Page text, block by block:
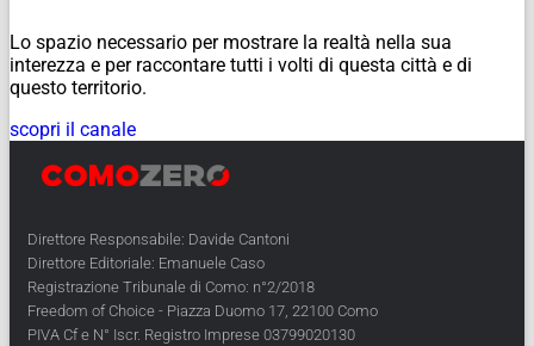
Lo spazio necessario per mostrare la realtà nella sua
interezza e per raccontare tutti i volti di questa città e di
questo territorio.
scopri il canale
Direttore Responsabile: Davide Cantoni
Direttore Editoriale: Emanuele Caso
Registrazione Tribunale di Como: n°2/2018
Freedom of Choice - Piazza Duomo 17, 22100 Como
PIVA Cf e N° Iscr. Registro Imprese 03799020130